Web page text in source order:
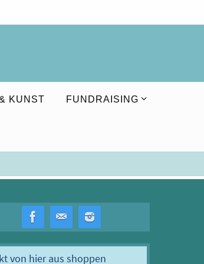
KUNST FUNDRAISING
von hier aus shoppen